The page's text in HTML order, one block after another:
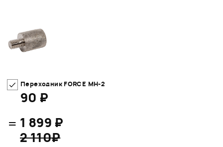
Переходник FORCE MH-2
90 ₽
= 1 899 ₽
2 110₽